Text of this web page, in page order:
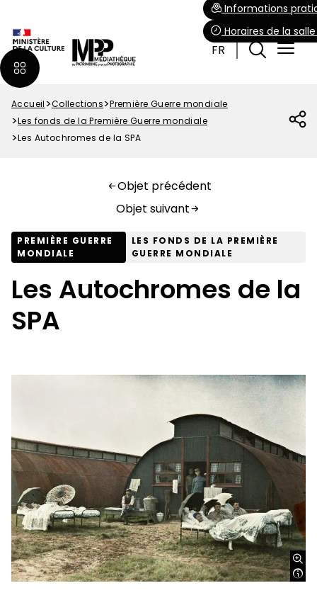
au
contenu
principal
FR
Informations
Horaires de la
Fil
d'Ariane
Accueil Collections
Première Guerre mondiale
Les fonds de la Première Guerre mondiale
Les Autochromes de la SPA
PREMIÈRE GUERRE
MONDIALE
LES FONDS DE LA PREMIÈRE
GUERRE MONDIALE
Les Autochromes de la
SPA
Objet précédent
Objet suivant